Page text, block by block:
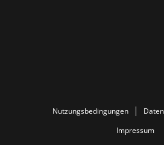
Nutzungsbedingungen
Impressum